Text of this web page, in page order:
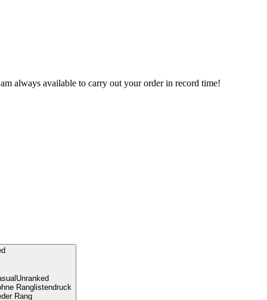
always available to carry out your order in record time!
Unranked
Ranglistendruck
Rang